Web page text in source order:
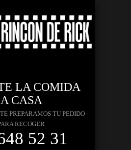
LA COMIDA
A CASA
PREPARAMOS TU PEDIDO
RECOGER
52 31